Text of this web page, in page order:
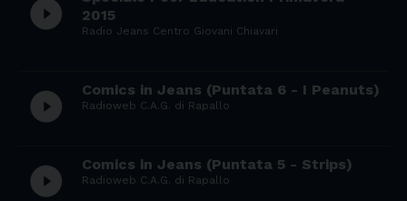
play_circle_filled
2015
Radio Jeans Centro Giovani Chiavari
play_circle_filled Comics in Jeans (Puntata 6 - I Peanuts)
Radioweb C.A.G. di Rapallo
play_circle_filled Comics in Jeans (Puntata 5 - Strips)
Radioweb C.A.G. di Rapallo